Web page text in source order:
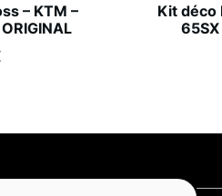
– KTM –
Kit déco
65SX